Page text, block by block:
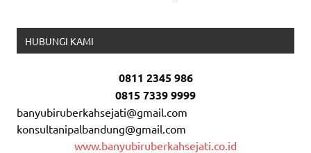
HUBUNGI KAMI
0811 2345 986
0815 7339 9999
banyubiruberkahsejati@gmail.com
konsultanipalbandung@gmail.com
www.banyubiruberkahsejati.co.id